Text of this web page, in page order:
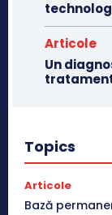
Articole
Un
Topics
Articole
Bază